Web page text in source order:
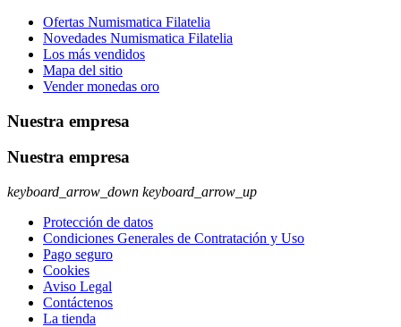
Ofertas Numismatica Filatelia
Novedades Numismatica Filatelia
Los más vendidos
Mapa del sitio
Vender monedas oro
Nuestra empresa
Nuestra empresa
keyboard_arrow_down keyboard_arrow_up
Protección de datos
Condiciones Generales de Contratación y Uso
Pago seguro
Cookies
Aviso Legal
Contáctenos
La tienda